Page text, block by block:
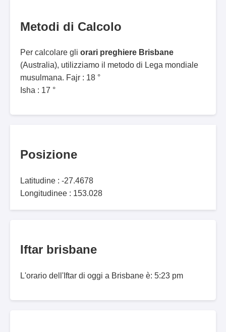
Metodi di Calcolo
Per calcolare gli orari preghiere Brisbane
(Australia), utilizziamo il metodo di Lega mondiale
musulmana. Fajr : 18 °
Isha : 17 °
Posizione
Latitudine : -27.4678
Longitudinee : 153.028
Iftar brisbane
L'orario dell'Iftar di oggi a Brisbane è: 5:23 pm